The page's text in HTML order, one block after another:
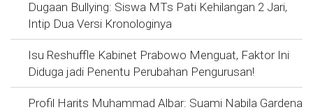
Dugaan Bullying: Siswa MTs Pati Kehilangan 2 Jari,
Intip Dua Versi Kronologinya
Isu Reshuffle Kabinet Prabowo Menguat, Faktor Ini
Diduga jadi Penentu Perubahan Pengurusan!
Profil Harits Muhammad Albar: Suami Nabila Gardena